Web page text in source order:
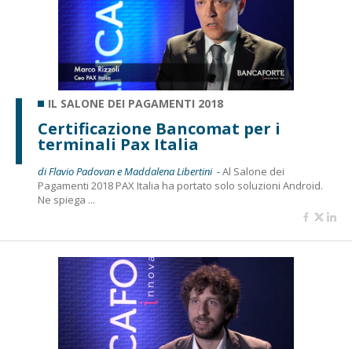
IL SALONE DEI PAGAMENTI 2018
Certificazione Bancomat per i
terminali Pax Italia
di Flavio Padovan e Maddalena Libertini -Al Salone dei
Pagamenti 2018 PAX Italia ha portato solo soluzioni Android.
Ne spiega ...